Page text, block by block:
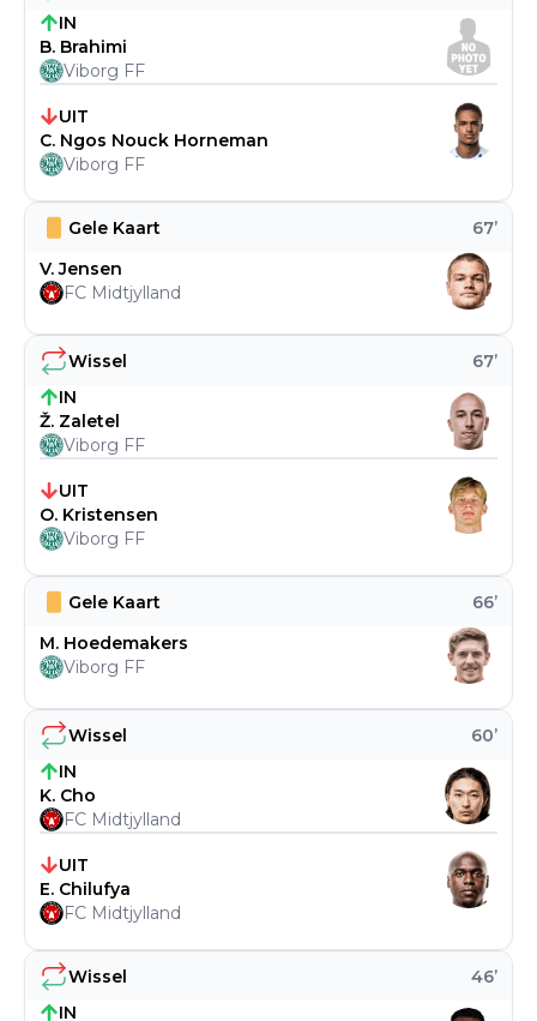
Wissel 46’
IN
Wissel 60’
IN
K. Cho
FC Midtjylland
UIT
E. Chilufya
FC Midtjylland
Gele Kaart 66’
M. Hoedemakers
Viborg FF
Wissel 67’
IN
Ž. Zaletel
Viborg FF
UIT
O. Kristensen
Viborg FF
Gele Kaart 67’
V. Jensen
FC Midtjylland
IN
B. Brahimi
Viborg FF
UIT
C. Ngos Nouck Horneman
Viborg FF